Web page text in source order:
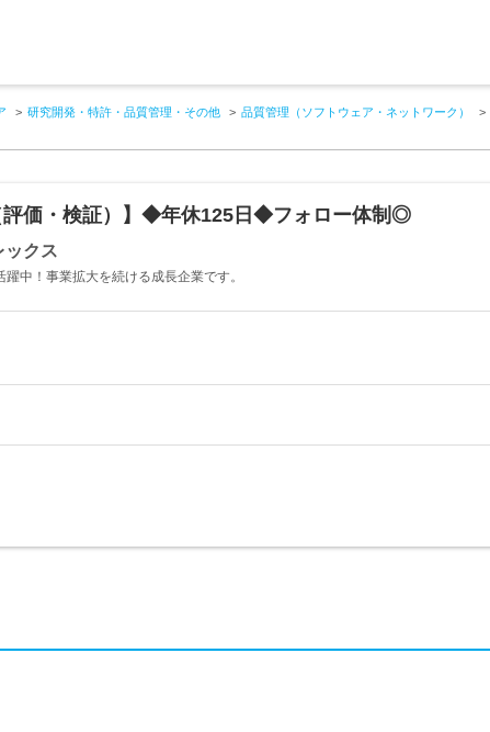
研究開発・特許・品質管理・その他 品質管理（ソフトウェア・ネットワーク）
評価・検証）】◆年休125日◆フォロー体制◎
ックス
中！事業拡大を続ける成長企業です。